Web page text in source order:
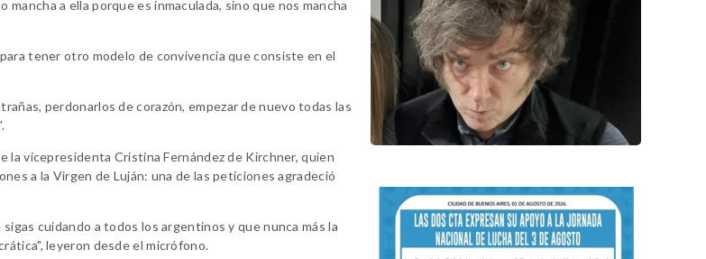
a ella porque es inmaculada, sino que nos mancha
tener otro modelo de convivencia que consiste en el
perdonarlos de corazón, empezar de nuevo todas las
la vicepresidenta Cristina Fernández de Kirchner, quien
a la Virgen de Luján: una de las peticiones agradeció
cuidando a todos los argentinos y que nunca más la
leyeron desde el micrófono.